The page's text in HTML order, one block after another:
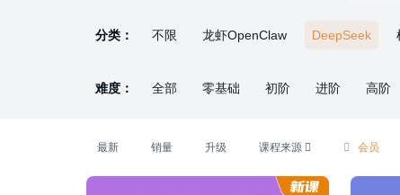
分类：
不限 龙虾OpenClaw DeepSeek
难度： 全部 零基础 初阶 进阶 高阶
最新 销量 升级 课程来源 会员